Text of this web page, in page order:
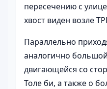
пересечению с
хвост виден возле
Параллельно
аналогично
двигающейся со
Толе би, а также о